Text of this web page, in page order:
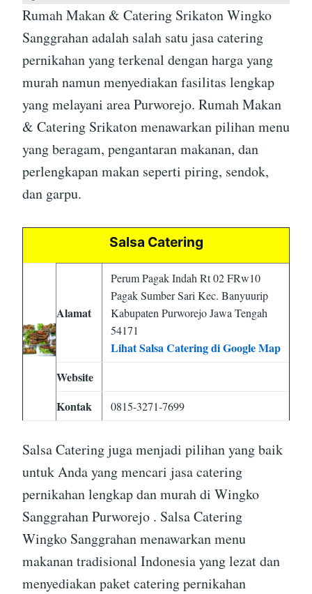
Rumah Makan & Catering Srikaton Wingko
Sanggrahan adalah salah satu jasa catering
pernikahan yang terkenal dengan harga yang
murah namun menyediakan fasilitas lengkap
yang melayani area Purworejo. Rumah Makan
& Catering Srikaton menawarkan pilihan menu
yang beragam, pengantaran makanan, dan
perlengkapan makan seperti piring, sendok,
dan garpu.
Salsa Catering
Alamat
Perum Pagak Indah Rt 02 FRw10
Pagak Sumber Sari Kec. Banyuurip
Kabupaten Purworejo Jawa Tengah
54171
Lihat Salsa Catering di Google Map
Website
Kontak
0815-3271-7699
Salsa Catering juga menjadi pilihan yang baik
untuk Anda yang mencari jasa catering
pernikahan lengkap dan murah di Wingko
Sanggrahan Purworejo . Salsa Catering
Wingko Sanggrahan menawarkan menu
makanan tradisional Indonesia yang lezat dan
menyediakan paket catering pernikahan